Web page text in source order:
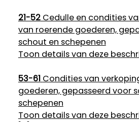
21-52Cedulle en condities
van roerende goederen,
schout en schepenen
Toon details van deze
53-61 Condities van
goederen, gepasseerd voor
schepenen
Toon details van deze